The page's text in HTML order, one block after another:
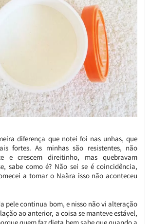
diferença que notei foi nas unhas, que
fortes. As minhas são resistentes, não
e crescem direitinho, mas quebravam
sabe como é? Não sei se é coincidência,
a tomar o Naära isso não aconteceu
pele continua bom, e nisso não vi alteração
ao anterior, a coisa se manteve estável,